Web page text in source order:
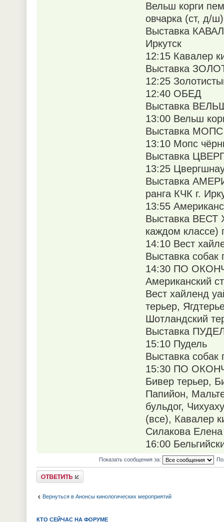
Вельш корги
овчарка (ст, д/ш)
Выставка
Иркутск
12:15 Кавалер
Выставка
12:25
12:40 ОБЕД
Выставка
13:00 Вельш
Выставка МОПС
13:10 Мопс
Выставка
13:25
Выставка
ранга КЧК г.
13:55
Выставка
каждом классе)
14:10 Вест
Выставка собак
14:30 ПО
Американский
Вест хайленд
терьер,
Шотландский
Выставка
15:10 Пудель
Выставка собак
15:30 ПО
Бивер терьер,
Папийон,
бульдог,
(все), Кавалер
Силакова
16:00
Показать сообщения за:
Ответить
Вернуться в Анонсы кинологических мероприятий
КТО СЕЙЧАС НА ФОРУМЕ